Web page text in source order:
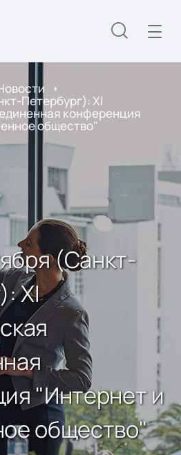
Петербург): XI
конференция
общество"
(Санкт-
XI
"Интернет и
общество"